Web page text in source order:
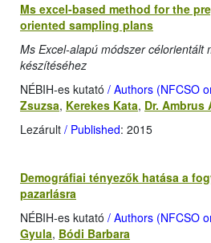
Ms excel-based method for the
oriented sampling plans
Ms Excel-alapú módszer célorientált
készítéséhez
NÉBIH-es kutató / Authors (NFCSO
Zsuzsa, Kerekes Kata, Dr. Ambrus
Lezárult / Published: 2015
Demográfiai tényezők hatása a
pazarlásra
NÉBIH-es kutató / Authors (NFCSO
Gyula, Bódi Barbara